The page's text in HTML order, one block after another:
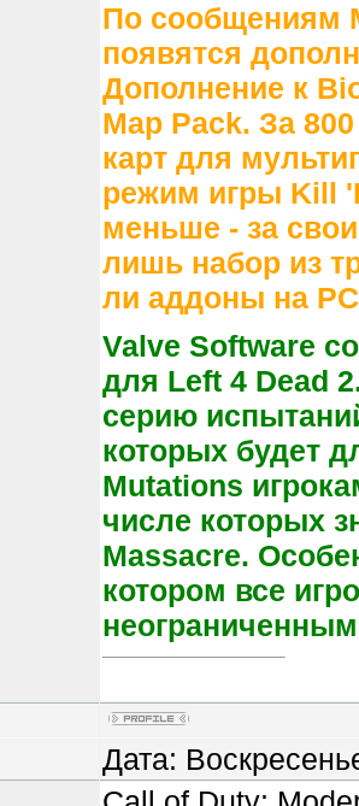
По сообщениям
появятся
Дополнение к
Map Pack. За
карт для
режим игры Kill
меньше - за
лишь набор из
ли аддоны на
Valve Software
для Left 4 Dead
серию
которых будет
Mutations
числе которых
Massacre.
котором все
Дата: